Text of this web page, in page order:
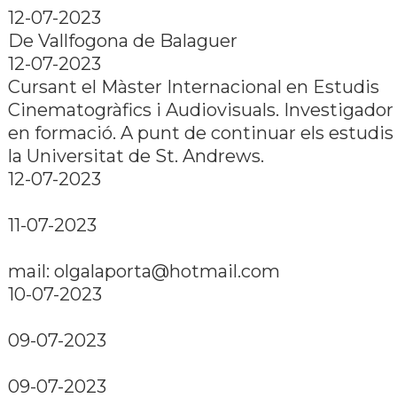
12-07-2023
De Vallfogona de Balaguer
12-07-2023
Cursant el Màster Internacional en Estudis
Cinematogràfics i Audiovisuals. Investigador
en formació. A punt de continuar els estudis
la Universitat de St. Andrews.
12-07-2023
11-07-2023
mail: olgalaporta@hotmail.com
10-07-2023
09-07-2023
09-07-2023